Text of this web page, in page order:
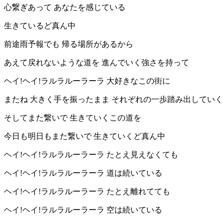
心繋ぎあって あなたを感じている
生きているど真ん中
前途雨予報でも 帰る場所があるから
あえて戻れないような道を 進んでいく強さを持って
ヘイ!ヘイ!ラルラルーラーラ 大好きなこの街に
またね 大きく手を振ったまま それぞれの一歩踏み出してい
そしてまた繋いで 生きていくこの道を
今日も明日もまた繋いで 生きていくど真ん中
ヘイ!ヘイ!ラルラルーラーラ たとえ見えなくても
ヘイ!ヘイ!ラルラルーラーラ 道は続いている
ヘイ!ヘイ!ラルラルーラーラ たとえ離れてても
ヘイ!ヘイ!ラルラルーラーラ 空は続いている